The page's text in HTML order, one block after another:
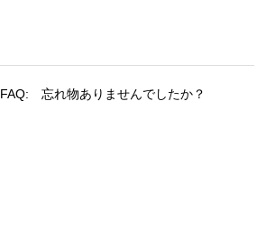
FAQ: 忘れ物ありませんでしたか？